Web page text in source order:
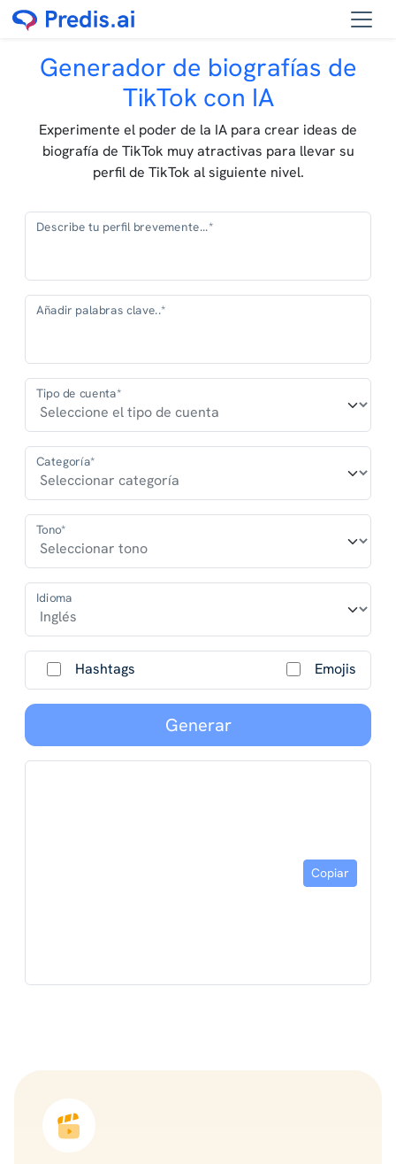
Generador de biografías de
TikTok con IA
Experimente el poder de la IA para crear ideas de
biografía de TikTok muy atractivas para llevar su
perfil de TikTok al siguiente nivel.
Describe tu perfil brevemente...*
Añadir palabras clave..*
Tipo de cuenta*
Categoría*
Tono*
Idioma
Hashtags Emojis
Generar
Copiar